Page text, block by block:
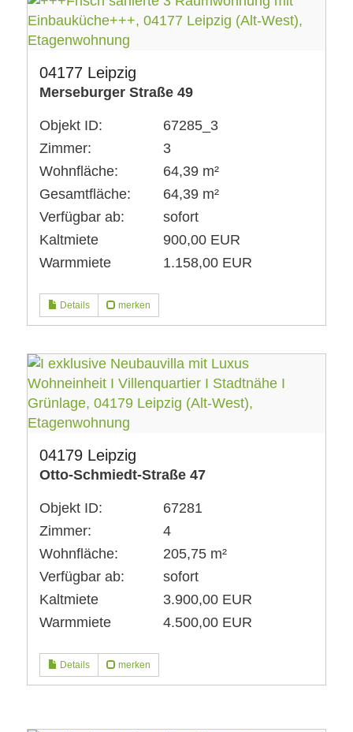
04177 Leipzig
Merseburger Straße 49
Objekt ID:
67285_3
Zimmer:
3
Wohnfläche:
64,39 m²
Gesamtfläche:
64,39 m²
Verfügbar ab:
sofort
Kaltmiete
900,00 EUR
Warmmiete
1.158,00 EUR
Details merken
04179 Leipzig
Otto-Schmiedt-Straße 47
Objekt ID:
67281
Zimmer:
4
Wohnfläche:
205,75 m²
Verfügbar ab:
sofort
Kaltmiete
3.900,00 EUR
Warmmiete
4.500,00 EUR
Details merken